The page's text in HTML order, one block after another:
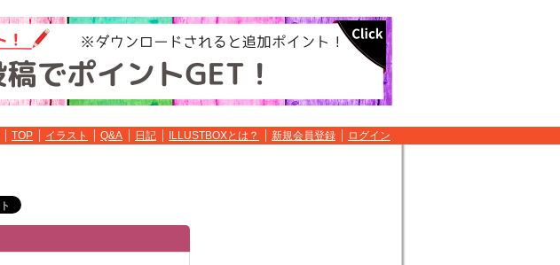
TOP イラスト Q&A 日記 ILLUSTBOXとは？ 新規会員登録 ログイン